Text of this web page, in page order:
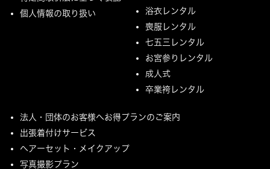
個人情報の取り扱い
浴衣レンタル
喪服レンタル
七五三レンタル
お宮参りレンタル
成人式
卒業袴レンタル
法人・団体のお客様へお得プランのご案内
出張着付けサービス
ヘアーセット・メイクアップ
写真撮影プラン